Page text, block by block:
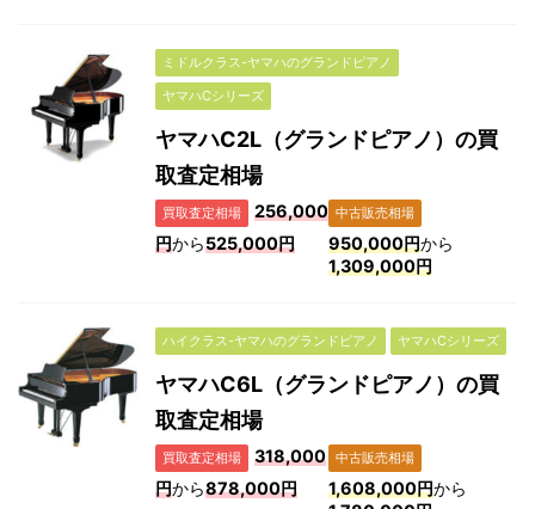
ミドルクラス-ヤマハのグランドピアノ
ヤマハCシリーズ
ヤマハC2L（グランドピアノ）の買
取査定相場
買取査定相場
256,000
円から525,000円
中古販売相場
950,000円から
1,309,000円
ハイクラス-ヤマハのグランドピアノ ヤマハCシリーズ
ヤマハC6L（グランドピアノ）の買
取査定相場
買取査定相場
318,000
円から878,000円
中古販売相場
1,608,000円から